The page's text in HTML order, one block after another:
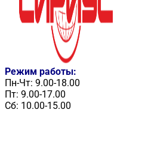
Режим работы:
Пн-Чт: 9.00-18.00
Пт: 9.00-17.00
Сб: 10.00-15.00